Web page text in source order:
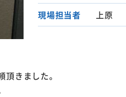
現場担当者
上原
きました。